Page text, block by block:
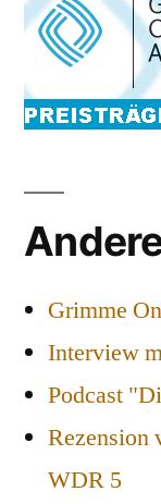
Grimme
Interview
Podcast
Rezension
WDR 5